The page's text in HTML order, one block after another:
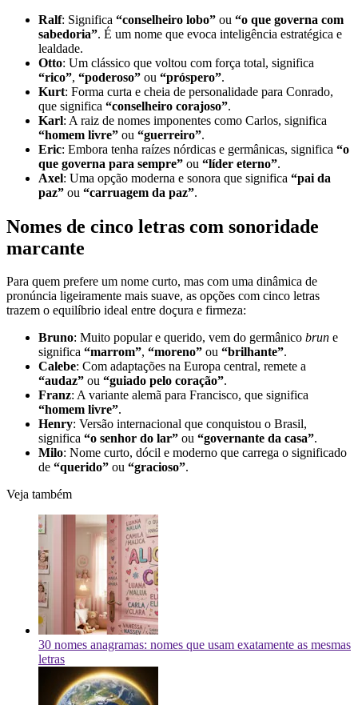
Ralf: Significa “conselheiro lobo” ou “o que governa com
sabedoria”. É um nome que evoca inteligência estratégica e
lealdade.
Otto: Um clássico que voltou com força total, significa
“rico”, “poderoso” ou “próspero”.
Kurt: Forma curta e cheia de personalidade para Conrado,
que significa “conselheiro corajoso”.
Karl: A raiz de nomes imponentes como Carlos, significa
“homem livre” ou “guerreiro”.
Eric: Embora tenha raízes nórdicas e germânicas, significa “o
que governa para sempre” ou “líder eterno”.
Axel: Uma opção moderna e sonora que significa “pai da
paz” ou “carruagem da paz”.
Nomes de cinco letras com sonoridade
marcante
Para quem prefere um nome curto, mas com uma dinâmica de
pronúncia ligeiramente mais suave, as opções com cinco letras
trazem o equilíbrio ideal entre doçura e firmeza:
Bruno: Muito popular e querido, vem do germânico brun e
significa “marrom”, “moreno” ou “brilhante”.
Calebe: Com adaptações na Europa central, remete a
“audaz” ou “guiado pelo coração”.
Franz: A variante alemã para Francisco, que significa
“homem livre”.
Henry: Versão internacional que conquistou o Brasil,
significa “o senhor do lar” ou “governante da casa”.
Milo: Nome curto, dócil e moderno que carrega o significado
de “querido” ou “gracioso”.
Veja também
30 nomes anagramas: nomes que usam exatamente as mesmas
letras